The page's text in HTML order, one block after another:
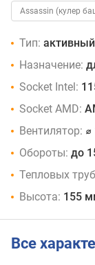
Assassin (кулер
Тип:
Назначение:
Socket Intel:
Socket AMD:
Вентилятор: ⌀
Обороты: до
Тепловых
Высота: 155
Все